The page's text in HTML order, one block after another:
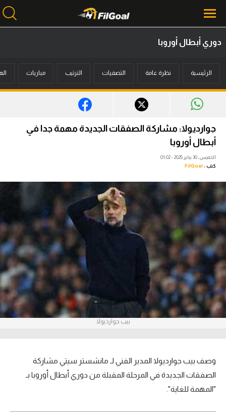
أخبار
ميركاتو
فانتازي في الجول
مسابقة التوقعات
فيديوهات
عدسات
آراء حرة
ركن الألعاب
بطولات
أمريكا 2026
الدوري الإنجليزي الممتاز
الدوري الإسباني
دوري أبطال أوروبا
الرئيسية نظرة عامة التصفيات الترتيب مباريات
جوارديولا: مشاركة الصفقات الجديدة مهمة جدا في
أبطال أوروبا
الخميس، 30 يناير 2025 - 01:02
كتب : FilGoal
بيب جوارديولا
وصف بيب جوارديولا المدير الفني لـ مانشستر سيتي مشاركة
الصفقات الجديدة في المرحلة المقبلة من دوري أبطال أوروبا بـ
"المهمة للغاية".